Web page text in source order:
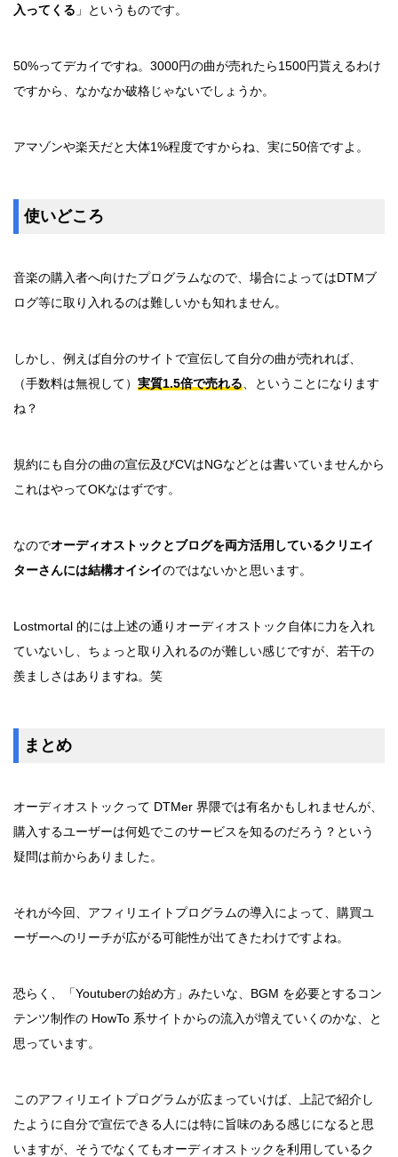
入ってくる 」というものです。
50%ってデカイですね。3000円の曲が売れたら1500円貰えるわけ
ですから、なかなか破格じゃないでしょうか。
アマゾンや楽天だと大体1%程度ですからね、実に50倍ですよ。
使いどころ
音楽の購入者へ向けたプログラムなので、場合によってはDTMブ
ログ等に取り入れるのは難しいかも知れません。
しかし、例えば自分のサイトで宣伝して自分の曲が売れれば、
（手数料は無視して） 実質1.5倍で売れる 、ということになります
ね？
規約にも自分の曲の宣伝及びCVはNGなどとは書いていませんから
これはやってOKなはずです。
なのでオーディオストックとブログを両方活用しているクリエイ
ターさんには結構オイシイのではないかと思います。
Lostmortal 的には上述の通りオーディオストック自体に力を入れ
ていないし、ちょっと取り入れるのが難しい感じですが、若干の
羨ましさはありますね。笑
まとめ
オーディオストックって DTMer 界隈では有名かもしれませんが、
購入するユーザーは何処でこのサービスを知るのだろう？という
疑問は前からありました。
それが今回、アフィリエイトプログラムの導入によって、購買ユ
ーザーへのリーチが広がる可能性が出てきたわけですよね。
恐らく、「Youtuberの始め方」みたいな、BGM を必要とするコン
テンツ制作の HowTo 系サイトからの流入が増えていくのかな、と
思っています。
このアフィリエイトプログラムが広まっていけば、上記で紹介し
たように自分で宣伝できる人には特に旨味のある感じになると思
いますが、そうでなくてもオーディオストックを利用しているク